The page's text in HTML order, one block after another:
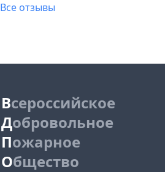
Все отзывы
Всероссийское
Добровольное
Пожарное
Общество